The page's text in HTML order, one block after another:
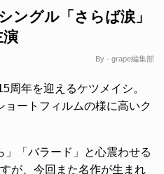
グル「さらば涙」
演
By - grape編集部
周年を迎えるケツメイシ。
ートフィルムの様に高いク
」「バラード」と心震わせる
が、今回また名作が生まれ